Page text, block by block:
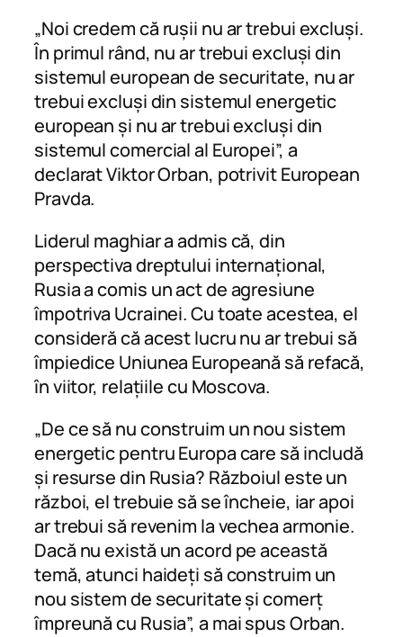
„Noi credem că rușii nu ar trebui excluși.
În primul rând, nu ar trebui excluși din
sistemul european de securitate, nu ar
trebui excluși din sistemul energetic
european și nu ar trebui excluși din
sistemul comercial al Europei”, a
declarat Viktor Orban, potrivit European
Pravda.
Liderul maghiar a admis că, din
perspectiva dreptului internațional,
Rusia a comis un act de agresiune
împotriva Ucrainei. Cu toate acestea, el
consideră că acest lucru nu ar trebui să
împiedice Uniunea Europeană să refacă,
în viitor, relațiile cu Moscova.
„De ce să nu construim un nou sistem
energetic pentru Europa care să includă
și resurse din Rusia? Războiul este un
război, el trebuie să se încheie, iar apoi
ar trebui să revenim la vechea armonie.
Dacă nu există un acord pe această
temă, atunci haideți să construim un
nou sistem de securitate și comerț
împreună cu Rusia”, a mai spus Orban.